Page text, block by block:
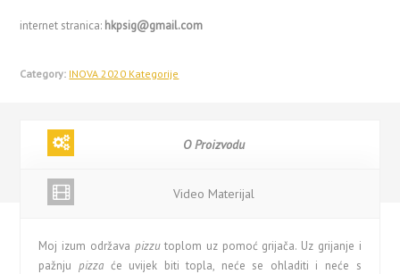
internet stranica: hkpsig@gmail.com
Category: INOVA 2020 Kategorije
O Proizvodu
Video Materijal
Moj izum održava pizzutoplom uz pomoć grijača. Uz grijanje i
pažnju pizzaće uvijek biti topla, neće se ohladiti i neće s